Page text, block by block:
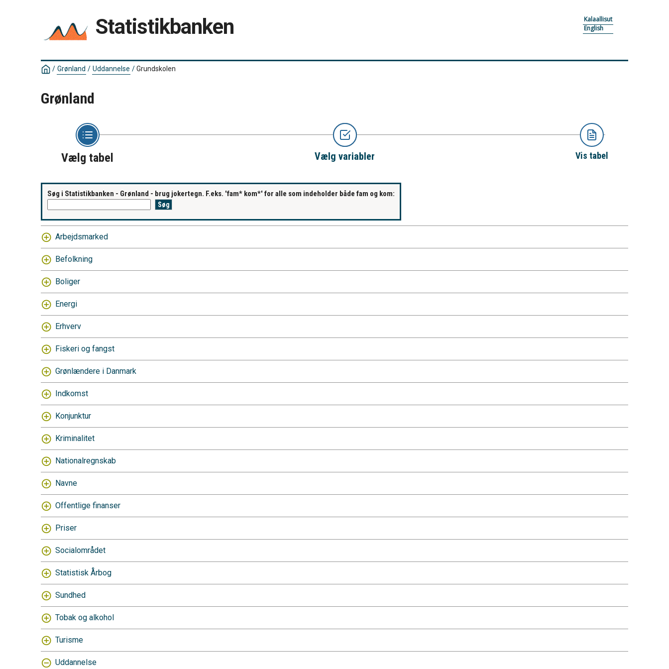
Statistikbanken
Kalaallisut
English
/ Grønland / Uddannelse /Grundskolen
Grønland
Vælg tabel Vælg variabler Vis tabel
Søg i Statistikbanken - Grønland - brug jokertegn. F.eks. 'fam* kom*' for alle som indeholder både fam og kom:
Arbejdsmarked
Befolkning
Boliger
Energi
Erhverv
Fiskeri og fangst
Grønlændere i Danmark
Indkomst
Konjunktur
Kriminalitet
Nationalregnskab
Navne
Offentlige finanser
Priser
Socialområdet
Statistisk Årbog
Sundhed
Tobak og alkohol
Turisme
Uddannelse